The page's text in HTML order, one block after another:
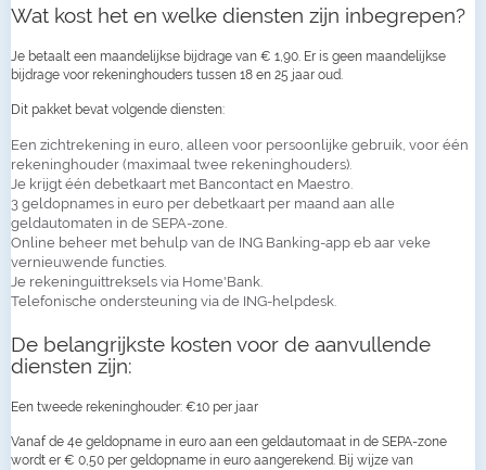
Wat kost het en welke diensten zijn inbegrepen?
Je betaalt een maandelijkse bijdrage van € 1,90. Er is geen maandelijkse
bijdrage voor rekeninghouders tussen 18 en 25 jaar oud.
Dit pakket bevat volgende diensten:
Een zichtrekening in euro, alleen voor persoonlijke gebruik, voor één
rekeninghouder (maximaal twee rekeninghouders).
Je krijgt één debetkaart met Bancontact en Maestro.
3 geldopnames in euro per debetkaart per maand aan alle
geldautomaten in de SEPA-zone.
Online beheer met behulp van de ING Banking-app eb aar veke
vernieuwende functies.
Je rekeninguittreksels via Home'Bank.
Telefonische ondersteuning via de ING-helpdesk.
De belangrijkste kosten voor de aanvullende
diensten zijn:
Een tweede rekeninghouder: €10 per jaar
Vanaf de 4e geldopname in euro aan een geldautomaat in de SEPA-zone
wordt er € 0,50 per geldopname in euro aangerekend. Bij wijze van